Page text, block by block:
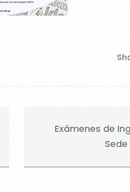
Exámenes de